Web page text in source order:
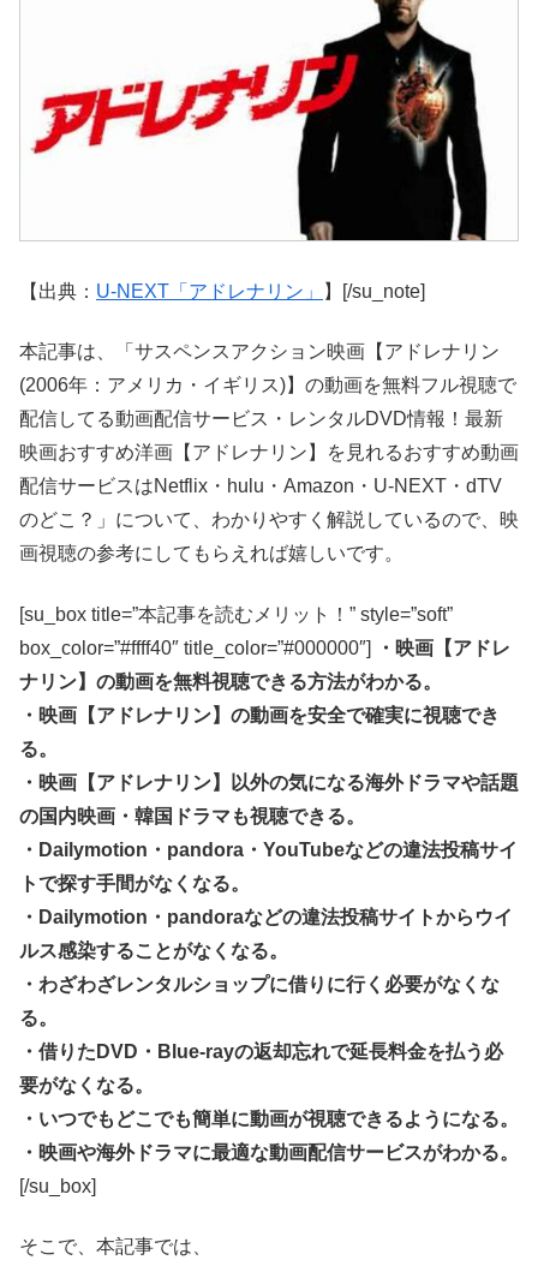
【出典： U-NEXT「アドレナリン」 】[/su_note]
本記事は、「サスペンスアクション映画【アドレナリン
(2006年：アメリカ・イギリス)】の動画を無料フル視聴で
配信してる動画配信サービス・レンタルDVD情報！最新
映画おすすめ洋画【アドレナリン】を見れるおすすめ動画
配信サービスはNetflix・hulu・Amazon・U-NEXT・dTV
のどこ？」について、わかりやすく解説しているので、映
画視聴の参考にしてもらえれば嬉しいです。
[su_box title=”本記事を読むメリット！” style=”soft”
box_color=”#ffff40″ title_color=”#000000″]
・映画【アドレ
ナリン】の動画を無料視聴できる方法がわかる。
・映画【アドレナリン】の動画を安全で確実に視聴でき
る。
・映画【アドレナリン】以外の気になる海外ドラマや話題
の国内映画・韓国ドラマも視聴できる。
・Dailymotion・pandora・YouTubeなどの違法投稿サイ
トで探す手間がなくなる。
・Dailymotion・pandoraなどの違法投稿サイトからウイ
ルス感染することがなくなる。
・わざわざレンタルショップに借りに行く必要がなくな
る。
・借りたDVD・Blue-rayの返却忘れで延長料金を払う必
要がなくなる。
・いつでもどこでも簡単に動画が視聴できるようになる。
・映画や海外ドラマに最適な動画配信サービスがわかる。
[/su_box]
そこで、本記事では、